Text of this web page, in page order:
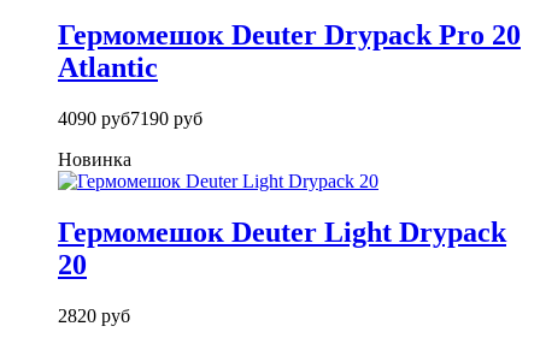
Гермомешок Deuter Drypack Pro 20
Atlantic
4090 руб7190 руб
Новинка
Гермомешок Deuter Light Drypack
20
2820 руб